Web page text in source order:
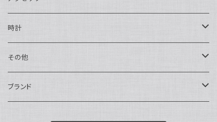
ハンドバッグ・ポーチ
トートバッグ
バックパック・リュックサック
ネックレス
指輪
ピアス・イヤリング
時計
アナログ・機械式
アナログ・クォーツ
その他
ペン・万年筆
ブランド